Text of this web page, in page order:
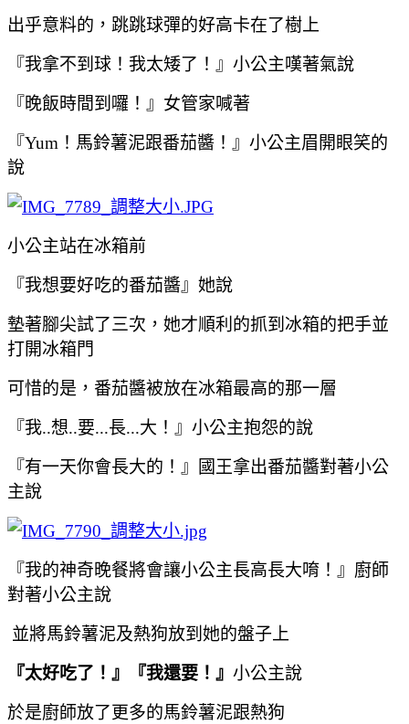
出乎意料的，跳跳球彈的好高卡在了樹上
『我拿不到球！我太矮了！』小公主嘆著氣說
『晚飯時間到囉！』女管家喊著
『Yum！馬鈴薯泥跟番茄醬！』小公主眉開眼笑的
說
小公主站在冰箱前
『我想要好吃的番茄醬』她說
墊著腳尖試了三次，她才順利的抓到冰箱的把手並
打開冰箱門
可惜的是，番茄醬被放在冰箱最高的那一層
『我..想..要...長...大！』小公主抱怨的說
『有一天你會長大的！』國王拿出番茄醬對著小公
主說
『我的神奇晚餐將會讓小公主長高長大唷！』廚師
對著小公主說
並將馬鈴薯泥及熱狗放到她的盤子上
『太好吃了！』 『我還要！』 小公主說
於是廚師放了更多的馬鈴薯泥跟熱狗